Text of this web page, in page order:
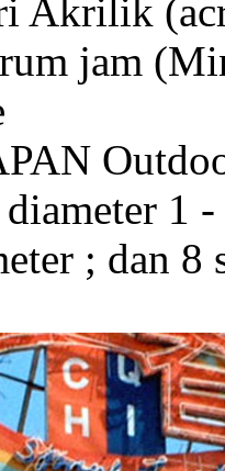
Akrilik
jam
1
; dan 8